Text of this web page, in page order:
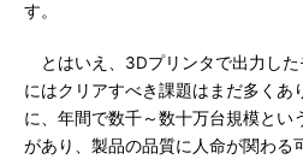
す。
とはいえ、3Dプリンタで出力した
にはクリアすべき課題はまだ多くあ
に、年間で数千～数十万台規模とい
があり、製品の品質に人命が関わる